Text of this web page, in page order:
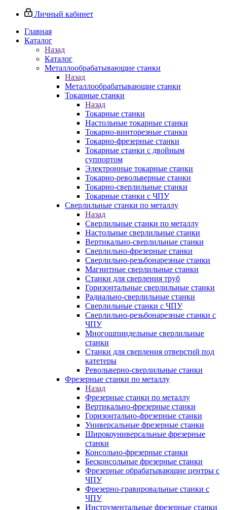
Личный кабинет
Главная
Каталог
Назад
Каталог
Металлообрабатывающие станки
Назад
Металлообрабатывающие станки
Токарные станки
Назад
Токарные станки
Настольные токарные станки
Токарно-винторезные станки
Токарно-фрезерные станки
Токарные станки с двойным
суппортом
Электронные токарные станки
Токарно-револьверные станки
Токарно-сверлильные станки
Токарные станки с ЧПУ
Сверлильные станки по металлу
Назад
Сверлильные станки по металлу
Настольные сверлильные станки
Вертикально-сверлильные станки
Сверлильно-фрезерные станки
Сверлильно-резьбонарезные станки
Магнитные сверлильные станки
Станки для сверления труб
Горизонтальные сверлильные станки
Радиально-сверлильные станки
Сверлильные станки с ЧПУ
Сверлильно-резьбонарезные станки с
ЧПУ
Многошпиндельные сверлильные
станки
Станки для сверления отверстий под
катетеры
Револьверно-сверлильные станки
Фрезерные станки по металлу
Назад
Фрезерные станки по металлу
Вертикально-фрезерные станки
Горизонтально-фрезерные станки
Универсальные фрезерные станки
Широкоуниверсальные фрезерные
станки
Консольно-фрезерные станки
Бесконсольные фрезерные станки
Фрезерные обрабатывающие центры с
ЧПУ
Фрезерно-гравировальные станки с
ЧПУ
Инструментальные фрезерные станки